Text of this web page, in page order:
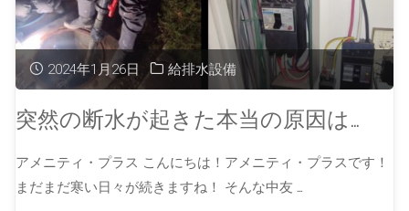
2024年1月26日 給排水設備
突然の断水が起きた本当の原因は…
アメニティ・プラス こんにちは！アメニティ・プラスです！
まだまだ寒い日々が続きますね！ そんな中友 …